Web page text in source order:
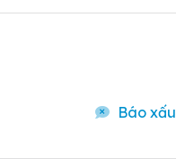
Báo xấu